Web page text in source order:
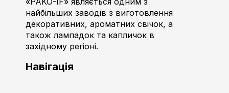
найбільших заводів з виготовлення
декоративних, ароматних свічок, а
також лампадок та капличок в
західному регіоні.
Навігація